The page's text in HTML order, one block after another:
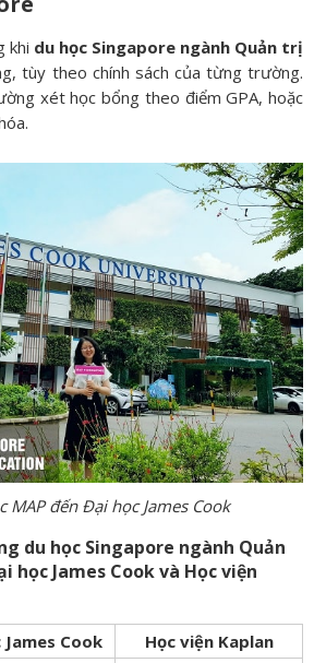
khi du học Singapore ngành Quản trị
tùy theo chính sách của từng trường.
xét học bổng theo điểm GPA, hoặc
MAP đến Đại học James Cook
du học Singapore ngành Quản
học James Cook và Học viện
Cook Học viện Kaplan